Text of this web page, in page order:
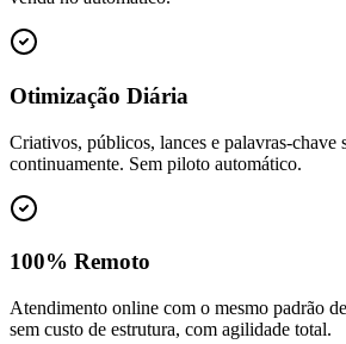
Otimização Diária
Criativos, públicos, lances e palavras-chave
continuamente. Sem piloto automático.
100% Remoto
Atendimento online com o mesmo padrão
sem custo de estrutura, com agilidade total.